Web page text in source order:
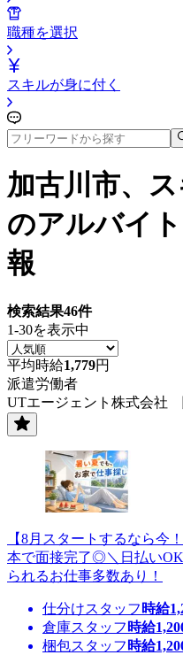
職種を選択
スキルが身に付く
加古川市、
のアルバイ
報
検索結果46件
1-30を表示中
平均時給1,779円
派遣労働者
UTエージェント株式会社
【8月スタートするなら今
本で面接完了◎＼日払い
られるお仕事多数あり！
仕分けスタッフ 時給
倉庫スタッフ 時給
梱包スタッフ 時給